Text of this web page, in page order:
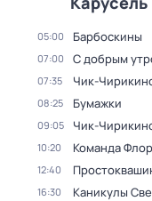
05:00 Барбоскины
07:00 С добрым
07:35 Чик-
08:25 Бумажки
09:05 Чик-
10:20 Команда
12:40
16:30 Каникулы